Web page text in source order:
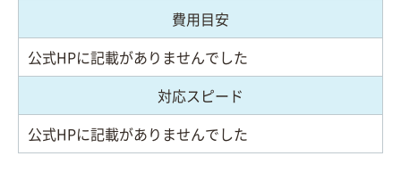
費用目安
公式HPに記載がありませんでした
対応スピード
公式HPに記載がありませんでした